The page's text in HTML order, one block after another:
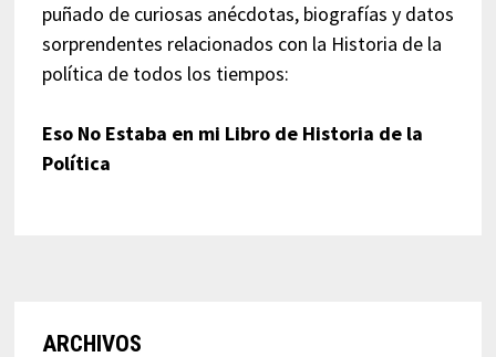
puñado de curiosas anécdotas, biografías y datos
sorprendentes relacionados con la Historia de la
política de todos los tiempos:
Eso No Estaba en mi Libro de Historia de la
Política
ARCHIVOS